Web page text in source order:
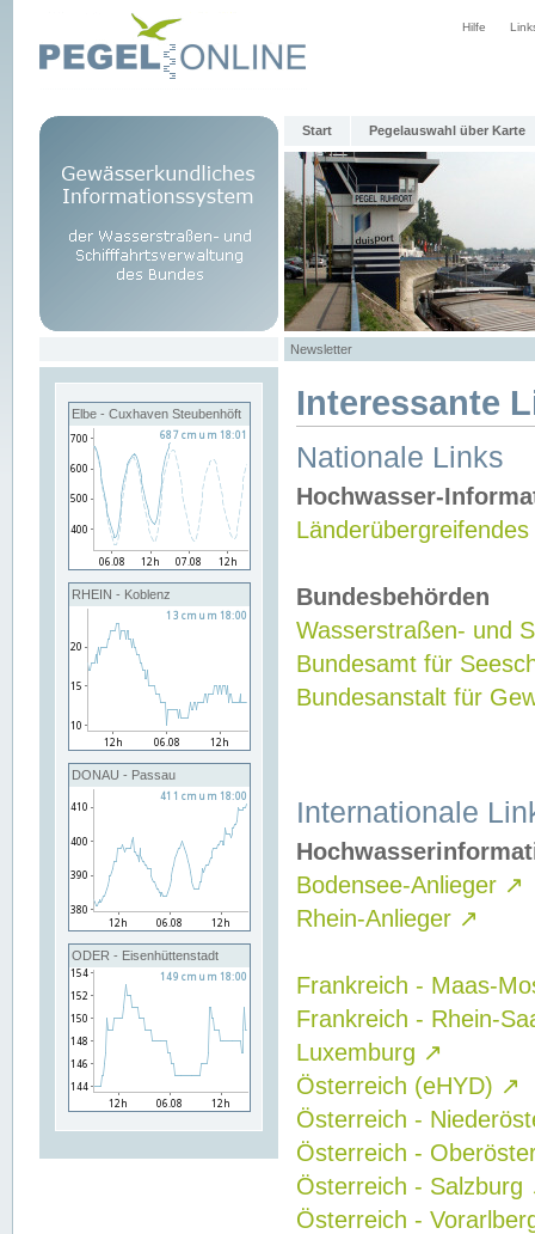
Hilfe
Start Pegelauswahl über Karte
Newsletter
Elbe - Cuxhaven Steubenhöft
RHEIN - Koblenz
DONAU - Passau
ODER - Eisenhüttenstadt
Interessante
Nationale Links
Hochwasser-
Bundesbehörden
Wasserstraßen- und
Bundesamt für
Bundesanstalt für
Internationale
Bodensee-Anlieger ↗
Rhein-Anlieger ↗
Frankreich - Maas-
Frankreich - Rhein-
Luxemburg ↗
Österreich (eHYD) ↗
Österreich -
Österreich -
Österreich - Salzburg
Österreich -